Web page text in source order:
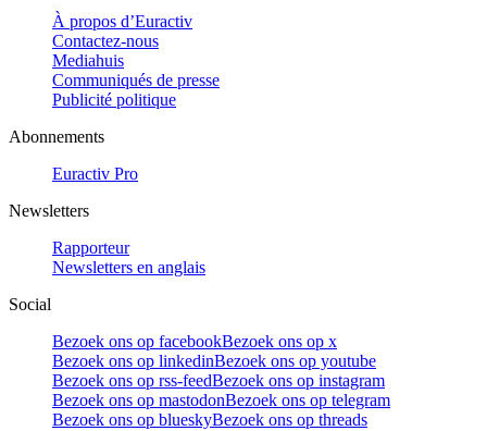
À propos d’Euractiv
Contactez-nous
Mediahuis
Communiqués de presse
Publicité politique
Abonnements
Euractiv Pro
Newsletters
Rapporteur
Newsletters en anglais
Social
Bezoek ons op facebookBezoek ons op x
Bezoek ons op linkedinBezoek ons op youtube
Bezoek ons op rss-feedBezoek ons op instagram
Bezoek ons op mastodonBezoek ons op telegram
Bezoek ons op blueskyBezoek ons op threads